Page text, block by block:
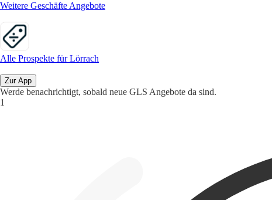
Weitere Geschäfte Angebote
Alle Prospekte für Lörrach
Zur App
Werde benachrichtigt, sobald neue GLS Angebote da sind.